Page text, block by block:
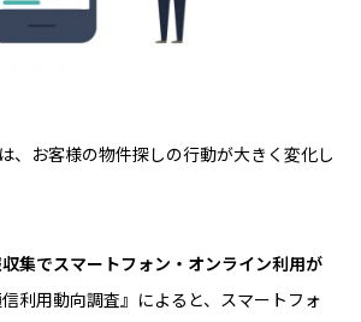
、お客様の物件探しの行動が大きく変化し
集でスマートフォン・オンライン利用が
信利用動向調査』によると、スマートフォ